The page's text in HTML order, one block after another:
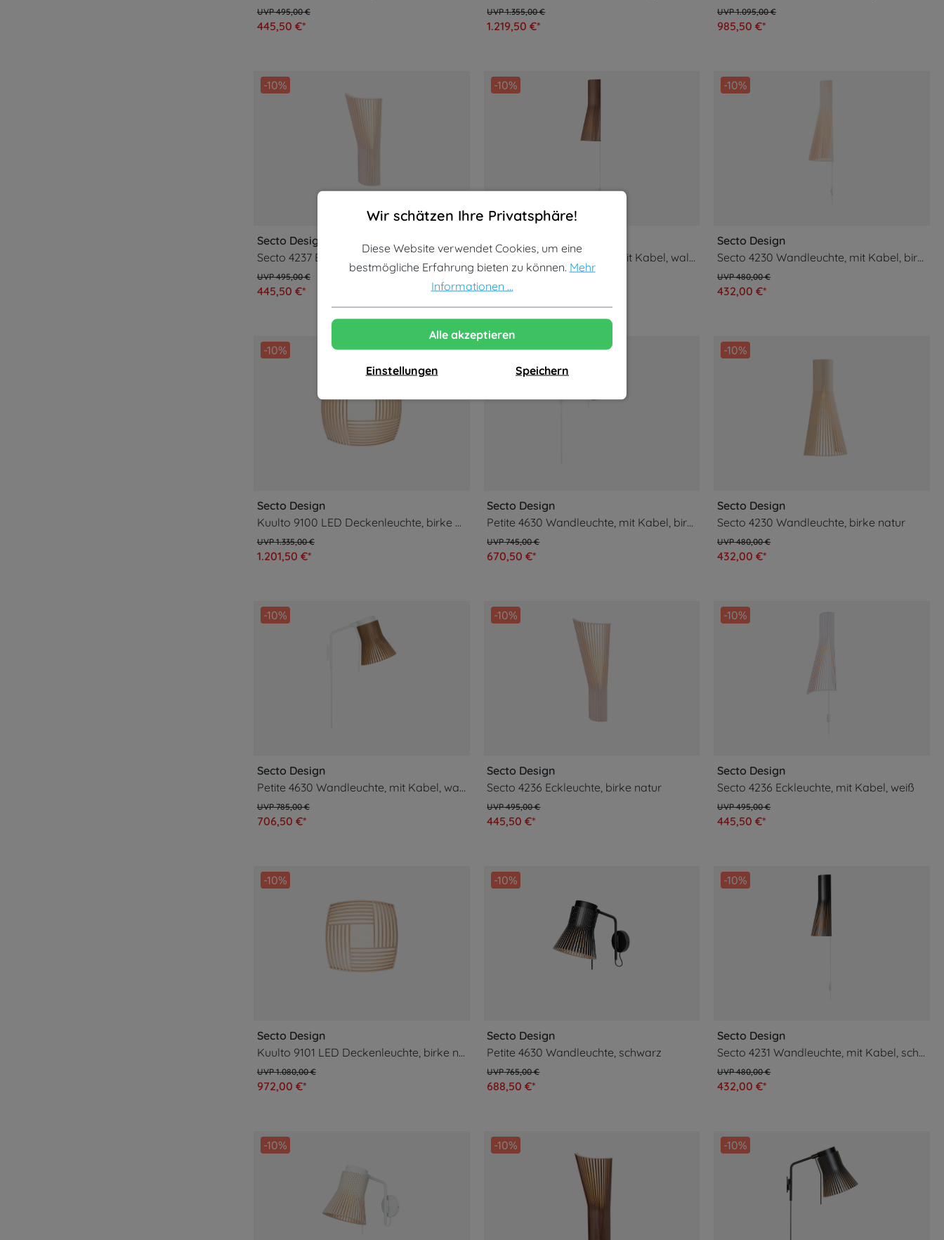
445,50 €*
495,00 €
1.219,50 €*
1.355,00 €
985,50 €*
1.095,00 €
-10%
Secto Design
Secto 4237 Eckleuchte, birke natur
445,50 €*
495,00 €
-10%
Secto Design
Secto 4231 Wandleuchte, mit Kabel, walnuss
477,00 €*
-10%
Secto Design
Secto 4230 Wandleuchte, mit Kabel, birke natur
432,00 €*
480,00 €
-10%
Secto Design
Kuulto 9100 LED Deckenleuchte, birke natur
1.201,50 €*
1.335,00 €
-10%
Secto Design
Petite 4630 Wandleuchte, mit Kabel, birke natur
670,50 €*
745,00 €
-10%
Secto Design
Secto 4230 Wandleuchte, birke natur
432,00 €*
480,00 €
-10%
Secto Design
Petite 4630 Wandleuchte, mit Kabel, walnuss
706,50 €*
785,00 €
-10%
Secto Design
Secto 4236 Eckleuchte, birke natur
445,50 €*
495,00 €
-10%
Secto Design
Secto 4236 Eckleuchte, mit Kabel, weiß
445,50 €*
495,00 €
-10%
Secto Design
Kuulto 9101 LED Deckenleuchte, birke natur
972,00 €*
1.080,00 €
-10%
Secto Design
Petite 4630 Wandleuchte, schwarz
688,50 €*
765,00 €
-10%
Secto Design
Secto 4231 Wandleuchte, mit Kabel, schwarz
432,00 €*
480,00 €
-10% -10% -10%
Cookie-Voreinstellungen
Diese Website verwendet Cookies, um eine bestmögliche Erfahrung bieten zu können.
Wir schätzen Ihre Privatsphäre!
Diese Website verwendet Cookies, um eine
bestmögliche Erfahrung bieten zu können. Mehr
Informationen ...
Alle akzeptieren
Einstellungen Speichern